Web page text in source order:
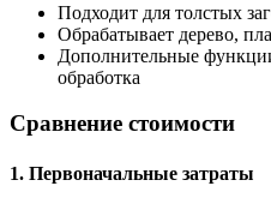
Подходит для толстых
Обрабатывает дерево,
Дополнительные
обработка
Сравнение стоимости
1. Первоначальные затраты